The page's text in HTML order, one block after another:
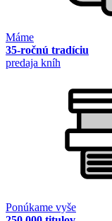
Máme
35-ročnú tradíciu
predaja kníh
Ponúkame vyše